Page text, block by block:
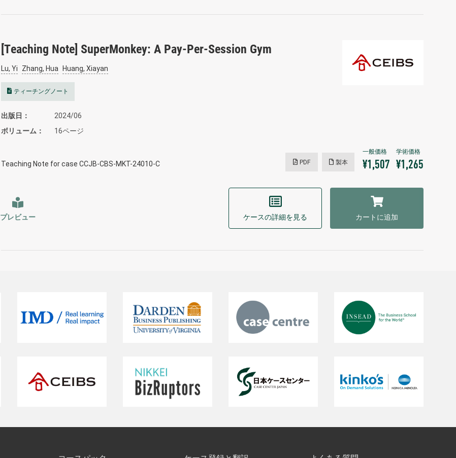
[Teaching Note] SuperMonkey: A Pay-Per-Session Gym
Lu, Yi Zhang, Hua Huang, Xiayan
ティーチングノート
出版日
2024/06
ボリューム
16ページ
Teaching Note for case CCJB-CBS-MKT-24010-C PDF 製本 ¥1,507 ¥1,265
プレビュー ケースの詳細を見る カートに追加